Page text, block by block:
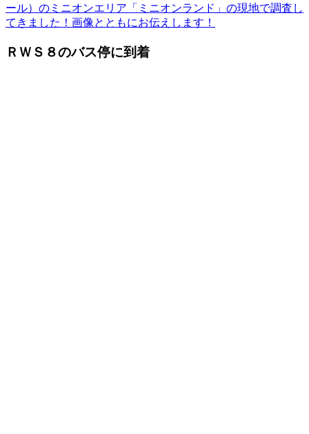
ール）のミニオンエリア「ミニオンランド」の現地で調査し
てきました！画像とともにお伝えします！
ＲＷＳ８のバス停に到着